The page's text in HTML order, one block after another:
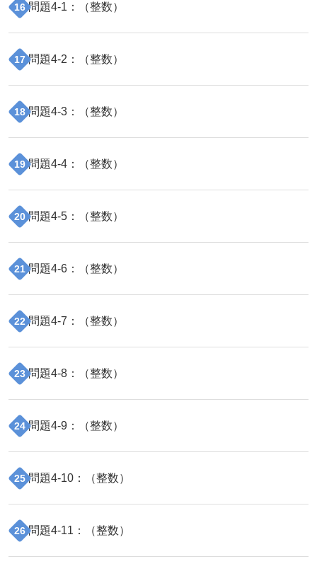
16 問題4-1 ：（整数）
17 問題4-2 ：（整数）
18 問題4-3 ：（整数）
19 問題4-4 ：（整数）
20 問題4-5 ：（整数）
21 問題4-6 ：（整数）
22 問題4-7 ：（整数）
23 問題4-8 ：（整数）
24 問題4-9 ：（整数）
25 問題4-10 ：（整数）
26 問題4-11 ：（整数）